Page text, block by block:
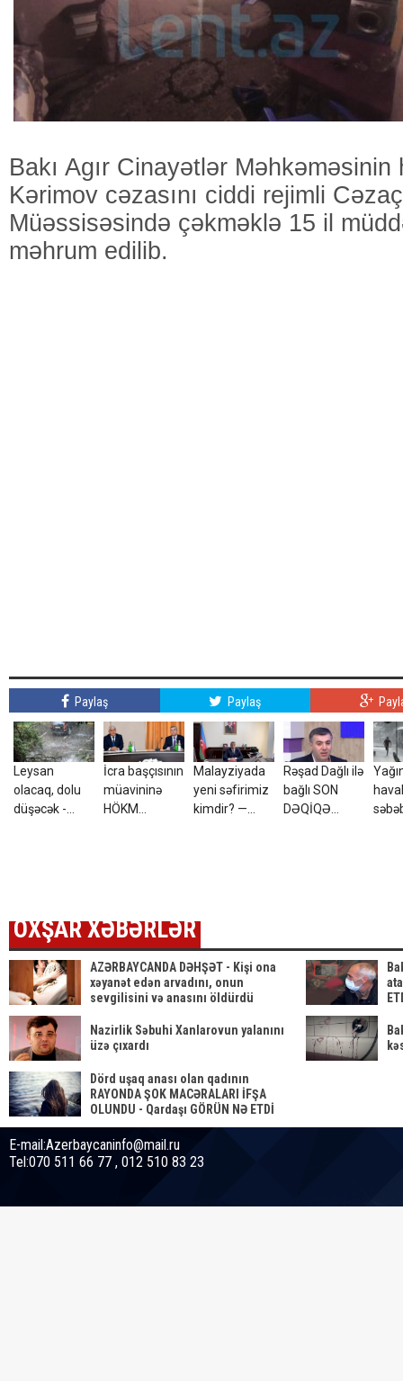
Bakı Agır Cinayətlər
Kərimov cəzasını ciddi rejimli
Müəssisəsində çəkməklə 15 il
məhrum edilib.
Paylaş Paylaş
Leysan
olacaq, dolu
düşəcək -
İcra başçısının
müavininə
HÖKM
Malayziyada
yeni səfirimiz
kimdir? —
Rəşad Dağlı ilə
bağlı SON
DƏQİQƏ
OXŞAR XƏBƏRLƏR
AZƏRBAYCANDA DƏHŞƏT - Kişi ona
xəyanət edən arvadını, onun
sevgilisini və anasını öldürdü
Nazirlik Səbuhi Xanlarovun yalanını
üzə çıxardı
Dörd uşaq anası olan qadının
RAYONDA ŞOK MACƏRALARI İFŞA
OLUNDU - Qardaşı GÖRÜN NƏ ETDİ
E-mail:Azerbaycaninfo@mail.ru
Tel:070 511 66 77 , 012 510 83 23